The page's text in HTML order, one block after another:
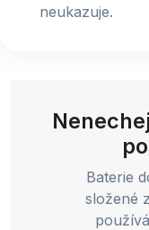
neukazuje.
Baterie
složené